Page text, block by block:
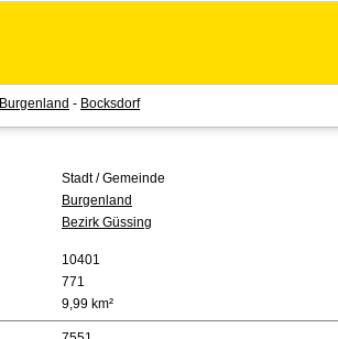
Burgenland - Bocksdorf
Stadt / Gemeinde
Burgenland
Bezirk Güssing
10401
771
9,99 km²